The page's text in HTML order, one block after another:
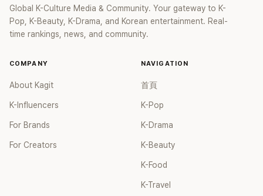
Global K-Culture Media & Community. Your gateway to K-
Pop, K-Beauty, K-Drama, and Korean entertainment. Real-
time rankings, news, and community.
COMPANY
About Kagit
K-Influencers
For Brands
For Creators
NAVIGATION
首頁
K-Pop
K-Drama
K-Beauty
K-Food
K-Travel